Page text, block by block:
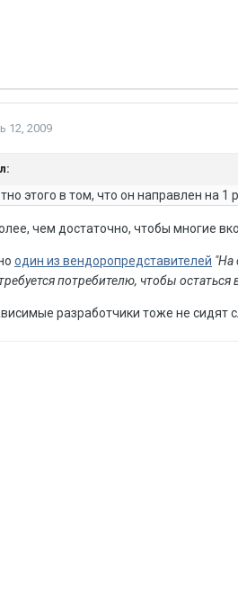
12, 2009
этого в том, что он направлен на 1
чем достаточно, чтобы многие
один из вендоропредставителей "На
потребителю, чтобы
разработчики тоже не сидят